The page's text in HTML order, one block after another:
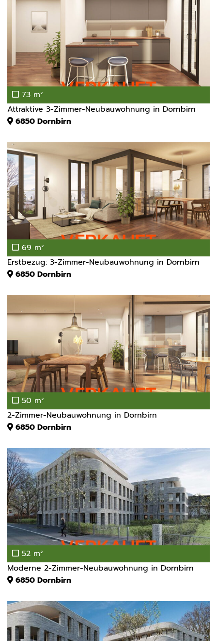
73 m²
Attraktive 3-Zimmer-Neubauwohnung in Dornbirn
6850 Dornbirn
69 m²
Erstbezug: 3-Zimmer-Neubauwohnung in Dornbirn
6850 Dornbirn
50 m²
2-Zimmer-Neubauwohnung in Dornbirn
6850 Dornbirn
52 m²
Moderne 2-Zimmer-Neubauwohnung in Dornbirn
6850 Dornbirn